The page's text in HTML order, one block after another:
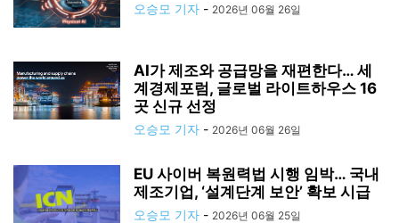
오승모 기자 - 2026년 06월 26일
AI가 제조와 공급망을 재편한다… 세
계경제포럼, 글로벌 라이트하우스 16
곳 신규 선정
오승모 기자 - 2026년 06월 26일
EU 사이버 복원력법 시행 임박… 국내
제조기업, ‘설계단계 보안’ 확보 시급
오승모 기자 - 2026년 06월 25일